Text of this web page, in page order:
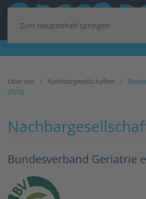
Zum Hauptinhalt springen
Über uns Nachbargesellschaften
(BVG)
Bundesverband Geriatrie